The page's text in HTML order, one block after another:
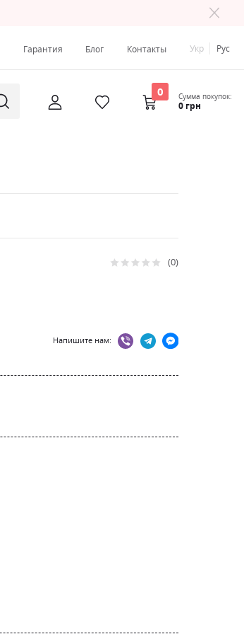
Гарантия Блог Контакты Укр Рус
0 Сумма покупок:
0 грн
Рейтинг: 0
Напишите нам: